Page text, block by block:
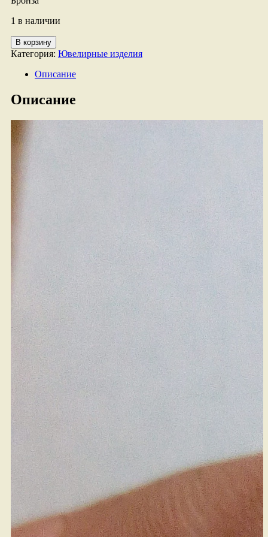
1 в наличии
Количество
товара
Клипсы
СССР
В корзину
Категория: Ювелирные изделия
Описание
Описание